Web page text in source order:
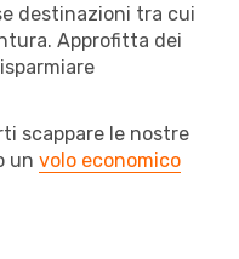
destinazioni tra cui
Approfitta dei
scappare le nostre
un volo economico